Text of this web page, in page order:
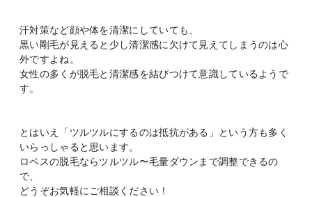
汗対策など顔や体を清潔にしていても、
黒い剛毛が見えると少し清潔感に欠けて見えてしまうのは心
外ですよね。
女性の多くが脱毛と清潔感を結びつけて意識しているようで
す。
とはいえ「ツルツルにするのは抵抗がある」という方も多く
いらっしゃると思います。
ロペスの脱毛ならツルツル〜毛量ダウンまで調整できるの
で、
どうぞお気軽にご相談ください！